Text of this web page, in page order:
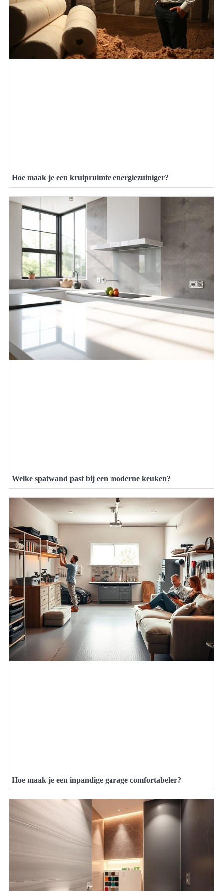
Hoe maak je een kruipruimte energiezuiniger?
Welke spatwand past bij een moderne keuken?
Hoe maak je een inpandige garage comfortabeler?